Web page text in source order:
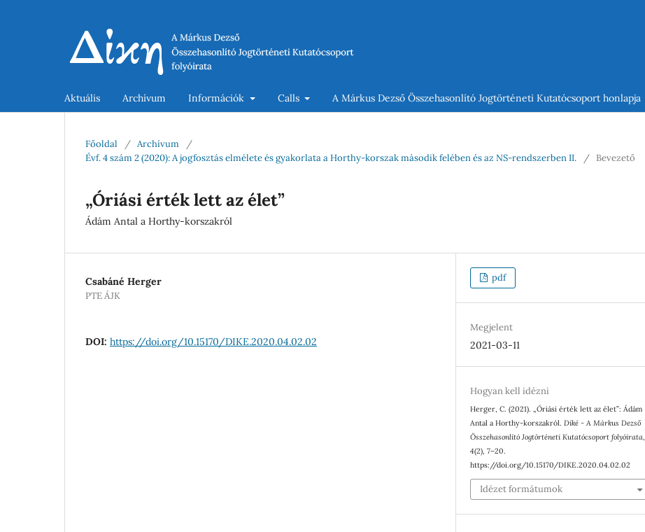
Aktuális Archívum Információk Calls A Márkus Dezső Összehasonlító Jogtörténeti Kutatócsoport honlapja
Főoldal / Archívum
/
Évf. 4 szám 2 (2020): A jogfosztás elmélete és gyakorlata a Horthy-korszak második felében és az NS-rendszerben II.
/ Bevezető
„Óriási érték lett az élet”
Ádám Antal a Horthy-korszakról
Csabáné Herger
PTE ÁJK
DOI: https://doi.org/10.15170/DIKE.2020.04.02.02
pdf
Megjelent
2021-03-11
Hogyan kell idézni
Herger, C. (2021). „Óriási érték lett az élet”: Ádám
Antal a Horthy-korszakról.Díké - A Márkus Dezső
Összehasonlító Jogtörténeti Kutatócsoport folyóirata,
4(2), 7–20.
https://doi.org/10.15170/DIKE.2020.04.02.02
Idézet formátumok